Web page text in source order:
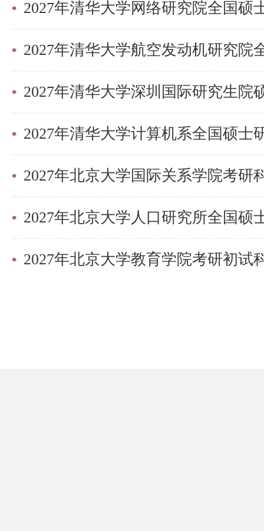
2027年清华大学深圳国际研究生院
2027年北京大学国际关系学院考研
2027年北京大学教育学院考研初试